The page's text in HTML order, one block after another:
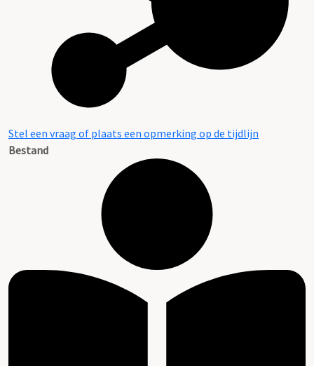
Stel een vraag of plaats een opmerking op de tijdlijn
Bestand